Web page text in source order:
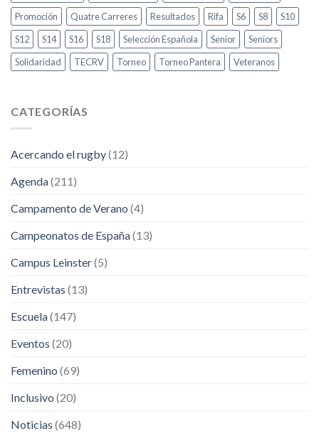
Promoción
Quatre Carreres Resultados Rifa S6 S8
S10
S12
S14 S16 S18 Selección Española Senior
Seniors
Solidaridad
TECRV Torneo Torneo Pantera Veteranos
CATEGORÍAS
Acercando el rugby(12)
Agenda(211)
Campamento de Verano (4)
Campeonatos de España(13)
Campus Leinster(5)
Entrevistas (13)
Escuela(147)
Eventos (20)
Femenino (69)
Inclusivo (20)
Noticias (648)